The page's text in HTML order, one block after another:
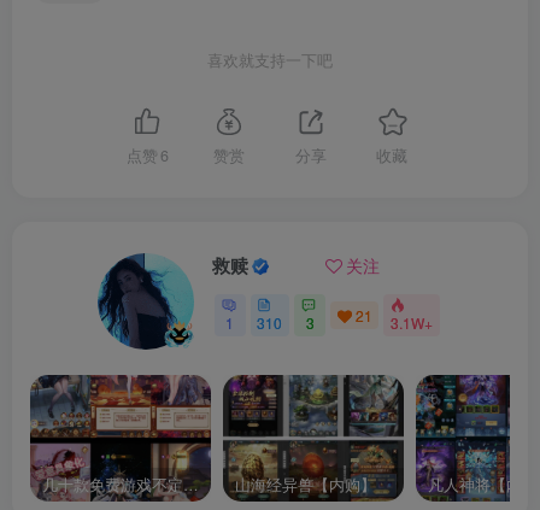
喜欢就支持一下吧
点赞 6 赞赏 分享 收藏
救赎 关注
1 310 3 21 3.1W+
几十款免费游戏不定时更新自行测试 山海经异兽【内购】 凡人神将【内